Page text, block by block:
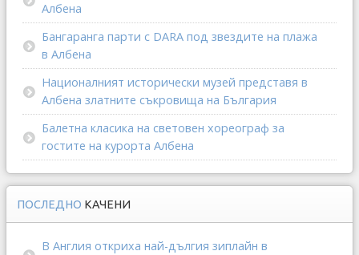
Албена
Бангаранга парти с DARA под звездите на плажа
в Албена
Националният исторически музей представя в
Албена златните съкровища на България
Балетна класика на световен хореограф за
гостите на курорта Албена
ПОСЛЕДНО КАЧЕНИ
В Англия откриха най-дългия зиплайн в